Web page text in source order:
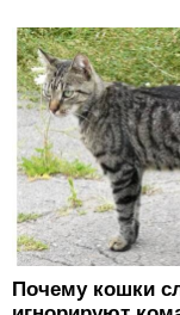
Почему кошки